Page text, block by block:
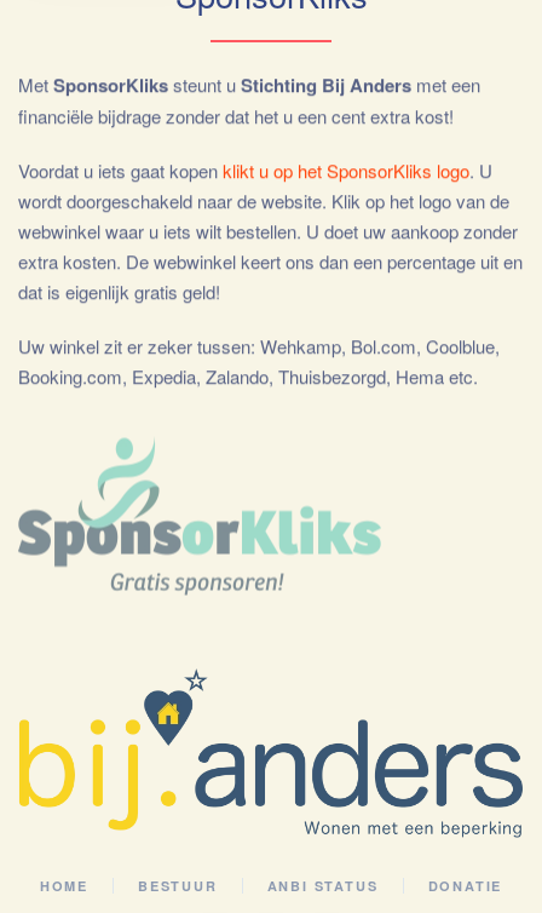
MetSponsorKlikssteunt uStichting Bij Anders met een
financiële bijdrage zonder dat het u een cent extra kost!
Voordat u iets gaat kopenklikt u op het SponsorKliks logo . U
wordt doorgeschakeld naar de website. Klik op het logo van de
webwinkel waar u iets wilt bestellen. U doet uw aankoop zonder
extra kosten. De webwinkel keert ons dan een percentage uit en
dat is eigenlijk gratis geld!
Uw winkel zit er zeker tussen: Wehkamp, Bol.com, Coolblue,
Booking.com, Expedia, Zalando, Thuisbezorgd, Hema etc.
HOME BESTUUR ANBI STATUS DONATIE